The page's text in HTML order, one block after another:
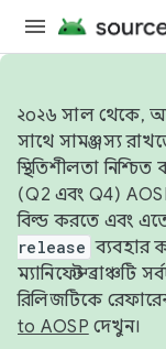
২০২৬ সাল থেকে,
সাথে সামঞ্জস্য
স্থিতিশীলতা
(Q2 এবং Q4)
বিল্ড করতে এবং
release ব্যবহার
ম্যানিফেস্ট
রিলিজটিকে
to AOSP দেখুন।